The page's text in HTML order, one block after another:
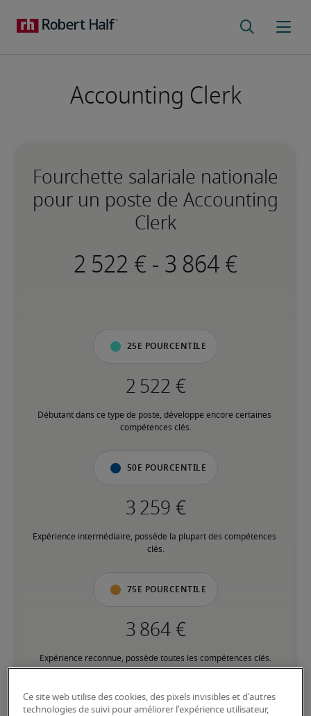
Accounting Clerk
Fourchette salariale nationale
pour un poste de Accounting
Clerk
-
25e pourcentile
Débutant dans ce type de poste, développe encore certaines
compétences clés.
50e pourcentile
Expérience intermédiaire, possède la plupart des compétences
clés.
75e pourcentile
Expérience reconnue, possède toutes les compétences clés.
Ce site web utilise des cookies, des pixels invisibles et d'autres
technologies de suivi pour améliorer l'expérience utilisateur,